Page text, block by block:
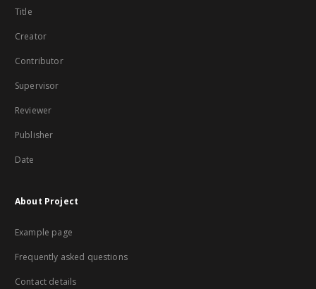
Title
Creator
Contributor
Supervisor
Reviewer
Publisher
Date
About Project
Example page
Frequently asked questions
Contact details